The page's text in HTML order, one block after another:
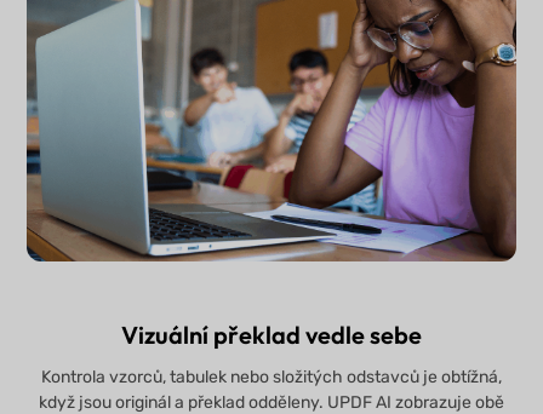
Vizuální překlad vedle sebe
Kontrola vzorců, tabulek nebo složitých odstavců je obtížná,
když jsou originál a překlad odděleny. UPDF AI zobrazuje obě